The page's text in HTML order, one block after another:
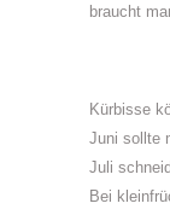
braucht
Kürbisse
Juni sollte
Juli
Bei